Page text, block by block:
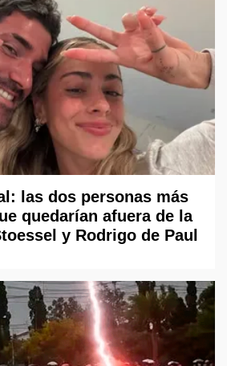
las dos personas más
quedarían afuera de la
y Rodrigo de Paul